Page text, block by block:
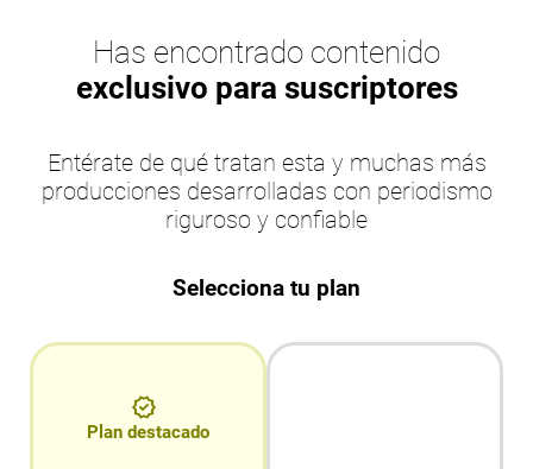
Has encontrado contenido
exclusivo para suscriptores
Entérate de qué tratan esta y muchas más
producciones desarrolladas con periodismo
riguroso y confiable
Selecciona tu plan
Plan destacado